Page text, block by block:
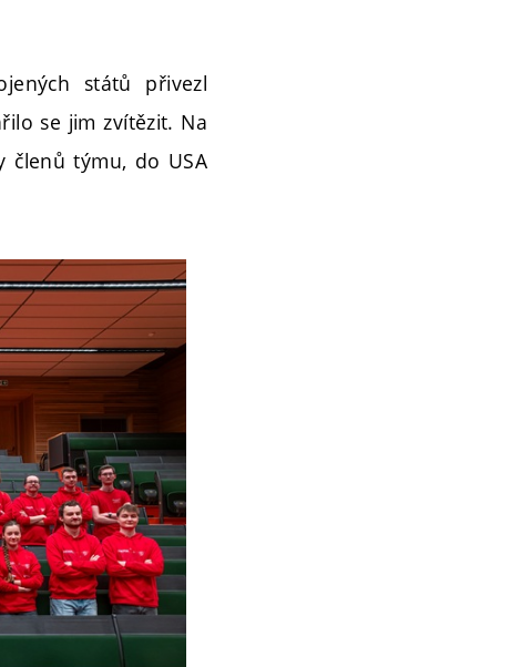
států přivezl
se jim zvítězit. Na
členů týmu, do USA